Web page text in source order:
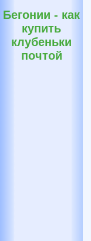
Бегонии - как
купить
клубеньки
почтой